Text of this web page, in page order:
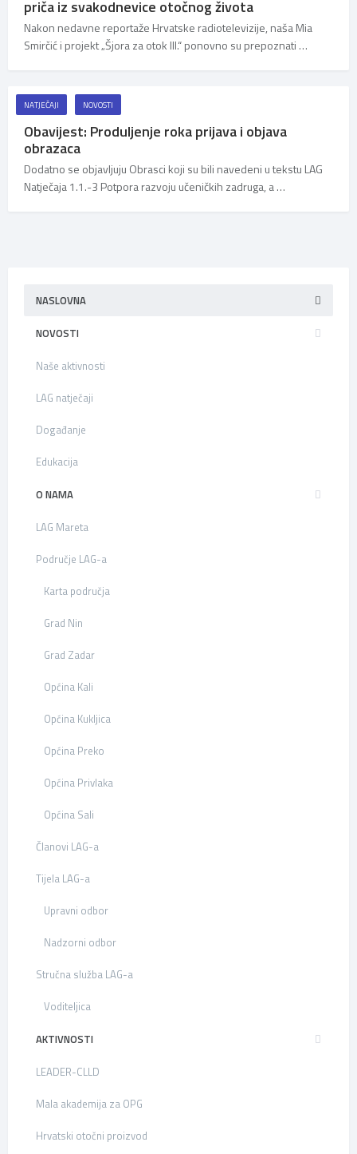
priča iz svakodnevice otočnog života
Nakon nedavne reportaže Hrvatske radiotelevizije, naša Mia
Smirčić i projekt „Šjora za otok III.“ ponovno su prepoznati …
NATJEČAJI NOVOSTI
Obavijest: Produljenje roka prijava i objava
obrazaca
Dodatno se objavljuju Obrasci koji su bili navedeni u tekstu LAG
Natječaja 1.1.-3 Potpora razvoju učeničkih zadruga, a …
NASLOVNA
NOVOSTI
Naše aktivnosti
LAG natječaji
Događanje
Edukacija
O NAMA
LAG Mareta
Područje LAG-a
Karta područja
Grad Nin
Grad Zadar
Općina Kali
Općina Kukljica
Općina Preko
Općina Privlaka
Općina Sali
Članovi LAG-a
Tijela LAG-a
Upravni odbor
Nadzorni odbor
Stručna služba LAG-a
Voditeljica
AKTIVNOSTI
LEADER-CLLD
Mala akademija za OPG
Hrvatski otočni proizvod